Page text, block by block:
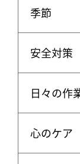
季節
安全対策
日々の作
心のケア